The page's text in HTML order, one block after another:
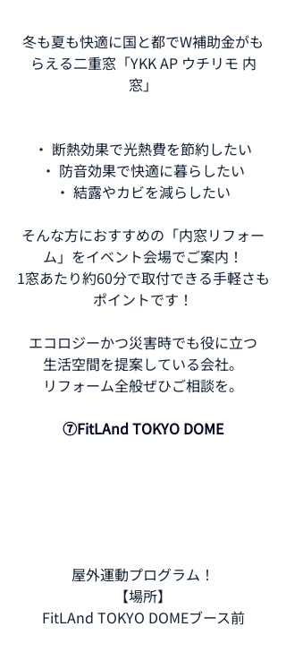
冬も夏も快適に国と都でW補助金がも
らえる二重窓「YKK AP ウチリモ 内
窓」
・ 断熱効果で光熱費を節約したい
・ 防音効果で快適に暮らしたい
・ 結露やカビを減らしたい
そんな方におすすめの「内窓リフォー
ム」をイベント会場でご案内！
1窓あたり約60分で取付できる手軽さも
ポイントです！
エコロジーかつ災害時でも役に立つ
生活空間を提案している会社。
リフォーム全般ぜひご相談を。
⑦FitLAnd TOKYO DOME
屋外運動プログラム！
【場所】
FitLAnd TOKYO DOMEブース前